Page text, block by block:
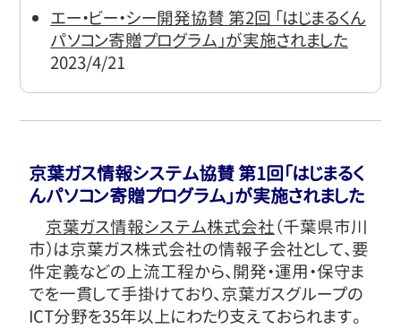
エー・ビー・シー開発協賛 第2回 ｢はじまるくん
パソコン寄贈プログラム」が実施されました
2023/4/21
京葉ガス情報システム協賛 第1回｢はじまるく
んパソコン寄贈プログラム｣が実施されました
京葉ガス情報システム株式会社（千葉県市川
市）は京葉ガス株式会社の情報子会社として、要
件定義などの上流工程から、開発・運用・保守ま
でを一貫して手掛けており、京葉ガスグループの
ICT分野を35年以上にわたり支えておられます。